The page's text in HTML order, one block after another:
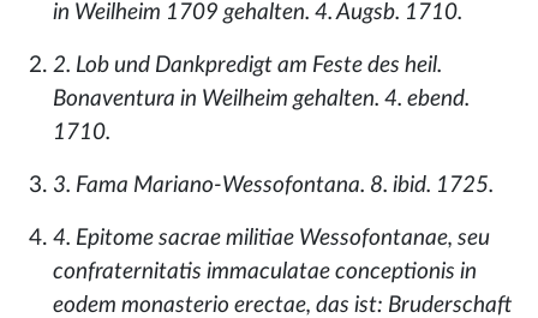
in Weilheim 1709 gehalten. 4. Augsb. 1710.
2. Lob und Dankpredigt am Feste des heil.
Bonaventura in Weilheim gehalten. 4. ebend.
1710.
3. Fama Mariano-Wessofontana. 8. ibid. 1725.
4. Epitome sacrae militiae Wessofontanae, seu
confraternitatis immaculatae conceptionis in
eodem monasterio erectae, das ist: Bruderschaft